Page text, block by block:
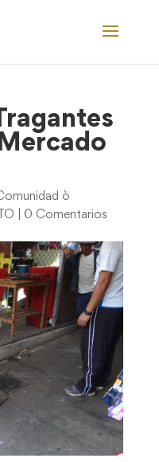
ò
0 Comentarios